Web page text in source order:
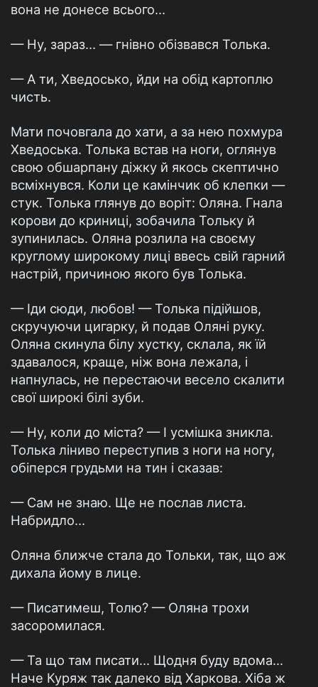
вона не донесе всього…
— Ну, зараз… — гнівно обізвався Толька.
— А ти, Хведосько, йди на обід картоплю
чисть.
Мати почовгала до хати, а за нею похмура
Хведоська. Толька встав на ноги, оглянув
свою обшарпану діжку й якось скептично
всміхнувся. Коли це камінчик об клепки —
стук. Толька глянув до воріт: Оляна. Гнала
корови до криниці, зобачила Тольку й
зупинилась. Оляна розлила на своєму
круглому широкому лиці ввесь свій гарний
настрій, причиною якого був Толька.
— Іди сюди, любов! — Толька підійшов,
скручуючи цигарку, й подав Оляні руку.
Оляна скинула білу хустку, склала, як їй
здавалося, краще, ніж вона лежала, і
напнулась, не перестаючи весело скалити
свої широкі білі зуби.
— Ну, коли до міста? — І усмішка зникла.
Толька ліниво переступив з ноги на ногу,
обіперся грудьми на тин і сказав:
— Сам не знаю. Ще не послав листа.
Набридло…
Оляна ближче стала до Тольки, так, що аж
дихала йому в лице.
— Писатимеш, Толю? — Оляна трохи
засоромилася.
— Та що там писати… Щодня буду вдома…
Наче Куряж так далеко від Харкова. Хіба ж